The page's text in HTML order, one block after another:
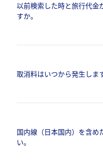
以前検索した時と旅行代金
すか。
取消料はいつから発生しま
国内線（日本国内）を含め
い。